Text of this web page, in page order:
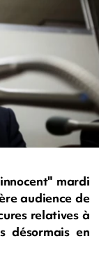
mardi
audience de
relatives à
désormais en